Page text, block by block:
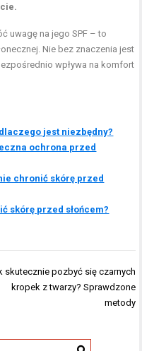
uwagę na jego SPF – to
Nie bez znaczenia jest
wpływa na komfort
jest niezbędny?
ochrona przed
chronić skórę przed
skórę przed słońcem?
skutecznie pozbyć się czarnych
kropek z twarzy? Sprawdzone
metody